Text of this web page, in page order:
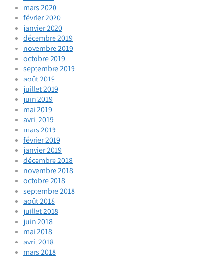
mars 2020
février 2020
janvier 2020
décembre 2019
novembre 2019
octobre 2019
septembre 2019
août 2019
juillet 2019
juin 2019
mai 2019
avril 2019
mars 2019
février 2019
janvier 2019
décembre 2018
novembre 2018
octobre 2018
septembre 2018
août 2018
juillet 2018
juin 2018
mai 2018
avril 2018
mars 2018